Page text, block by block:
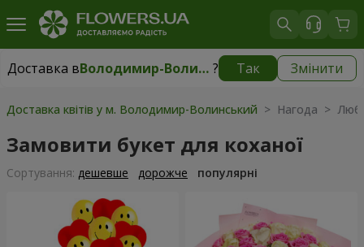
Доставка в Володимир-Волинський ? Так Змінити
Доставка вВолодимир-Волинський|1146 грн
Доставка квітів у м. Володимир-Волинський > Нагода >
Замовити букет для коханої
Сортування: дешевше дорожче популярні